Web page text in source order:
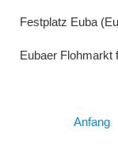
Festplatz Euba
Eubaer Flohmarkt
Anfang